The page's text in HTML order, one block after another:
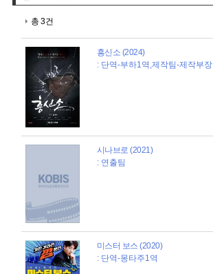
총 3건
흥신소 (2024)
: 단역-부하1역,제작팀-제작부장
시나브로 (2021)
: 연출팀
미스터 보스 (2020)
: 단역-몽타주1역